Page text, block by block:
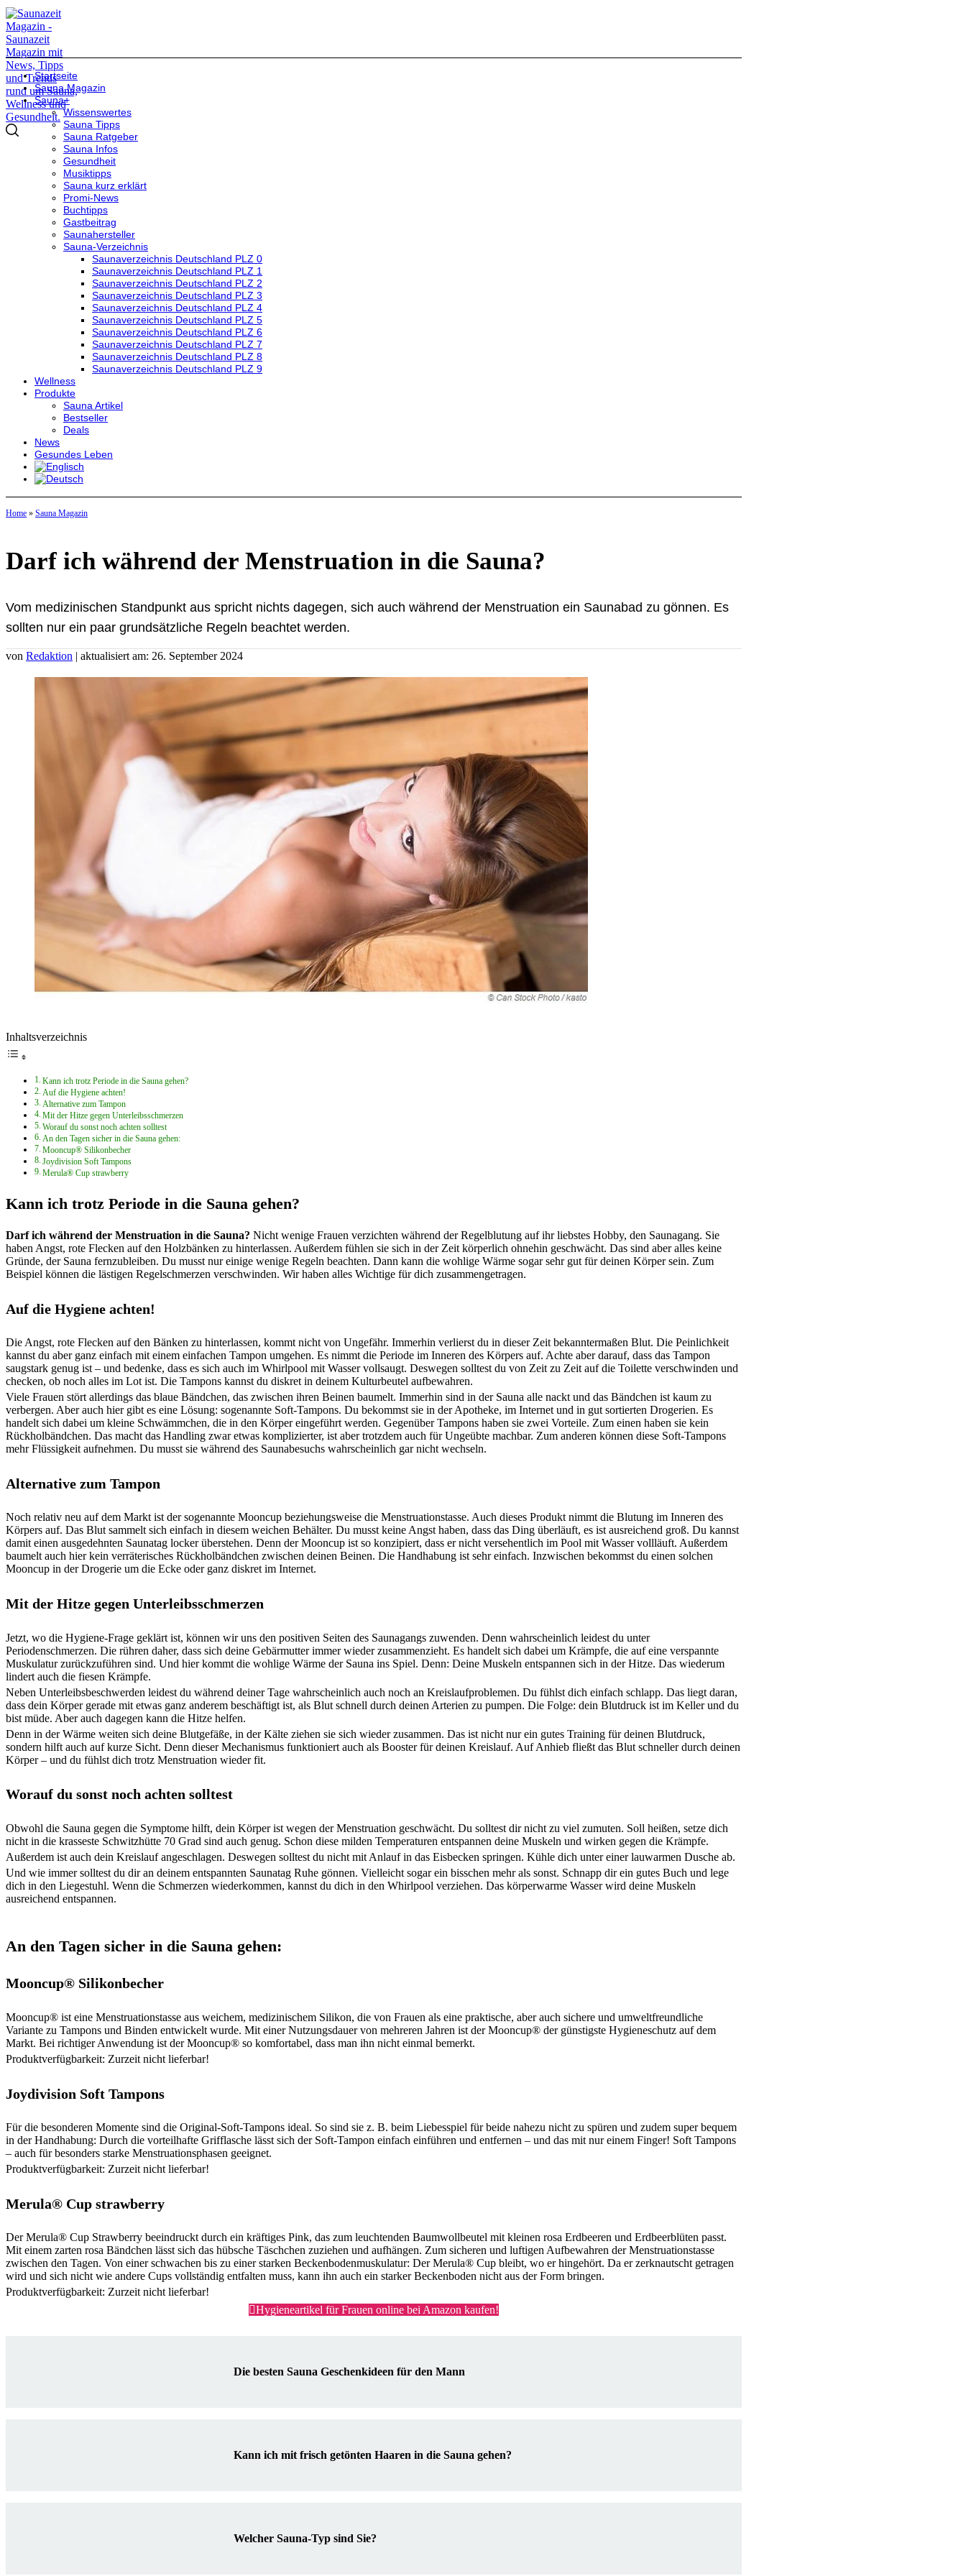
Startseite
Sauna Magazin
Sauna+
Wissenswertes
Sauna Tipps
Sauna Ratgeber
Sauna Infos
Gesundheit
Musiktipps
Sauna kurz erklärt
Promi-News
Buchtipps
Gastbeitrag
Saunahersteller
Sauna-Verzeichnis
Saunaverzeichnis Deutschland PLZ 0
Saunaverzeichnis Deutschland PLZ 1
Saunaverzeichnis Deutschland PLZ 2
Saunaverzeichnis Deutschland PLZ 3
Saunaverzeichnis Deutschland PLZ 4
Saunaverzeichnis Deutschland PLZ 5
Saunaverzeichnis Deutschland PLZ 6
Saunaverzeichnis Deutschland PLZ 7
Saunaverzeichnis Deutschland PLZ 8
Saunaverzeichnis Deutschland PLZ 9
Wellness
Produkte
Sauna Artikel
Bestseller
Deals
News
Gesundes Leben
Home » Sauna Magazin
Darf ich während der Menstruation in die Sauna?
Vom medizinischen Standpunkt aus spricht nichts dagegen, sich auch während der Menstruation ein Saunabad zu gönnen. Es
sollten nur ein paar grundsätzliche Regeln beachtet werden.
von Redaktion | aktualisiert am: 26. September 2024
Inhaltsverzeichnis
Kann ich trotz Periode in die Sauna gehen?
Auf die Hygiene achten!
Alternative zum Tampon
Mit der Hitze gegen Unterleibsschmerzen
Worauf du sonst noch achten solltest
An den Tagen sicher in die Sauna gehen:
Mooncup® Silikonbecher
Joydivision Soft Tampons
Merula® Cup strawberry
Kann ich trotz Periode in die Sauna gehen?
Darf ich während der Menstruation in die Sauna? Nicht wenige Frauen verzichten während der Regelblutung auf ihr liebstes Hobby, den Saunagang. Sie
haben Angst, rote Flecken auf den Holzbänken zu hinterlassen. Außerdem fühlen sie sich in der Zeit körperlich ohnehin geschwächt. Das sind aber alles keine
Gründe, der Sauna fernzubleiben. Du musst nur einige wenige Regeln beachten. Dann kann die wohlige Wärme sogar sehr gut für deinen Körper sein. Zum
Beispiel können die lästigen Regelschmerzen verschwinden. Wir haben alles Wichtige für dich zusammengetragen.
Auf die Hygiene achten!
Die Angst, rote Flecken auf den Bänken zu hinterlassen, kommt nicht von Ungefähr. Immerhin verlierst du in dieser Zeit bekanntermaßen Blut. Die Peinlichkeit
kannst du aber ganz einfach mit einem einfachen Tampon umgehen. Es nimmt die Periode im Inneren des Körpers auf. Achte aber darauf, dass das Tampon
saugstark genug ist – und bedenke, dass es sich auch im Whirlpool mit Wasser vollsaugt. Deswegen solltest du von Zeit zu Zeit auf die Toilette verschwinden und
checken, ob noch alles im Lot ist. Die Tampons kannst du diskret in deinem Kulturbeutel aufbewahren.
Viele Frauen stört allerdings das blaue Bändchen, das zwischen ihren Beinen baumelt. Immerhin sind in der Sauna alle nackt und das Bändchen ist kaum zu
verbergen. Aber auch hier gibt es eine Lösung: sogenannte Soft-Tampons. Du bekommst sie in der Apotheke, im Internet und in gut sortierten Drogerien. Es
handelt sich dabei um kleine Schwämmchen, die in den Körper eingeführt werden. Gegenüber Tampons haben sie zwei Vorteile. Zum einen haben sie kein
Rückholbändchen. Das macht das Handling zwar etwas komplizierter, ist aber trotzdem auch für Ungeübte machbar. Zum anderen können diese Soft-Tampons
mehr Flüssigkeit aufnehmen. Du musst sie während des Saunabesuchs wahrscheinlich gar nicht wechseln.
Alternative zum Tampon
Noch relativ neu auf dem Markt ist der sogenannte Mooncup beziehungsweise die Menstruationstasse. Auch dieses Produkt nimmt die Blutung im Inneren des
Körpers auf. Das Blut sammelt sich einfach in diesem weichen Behälter. Du musst keine Angst haben, dass das Ding überläuft, es ist ausreichend groß. Du kannst
damit einen ausgedehnten Saunatag locker überstehen. Denn der Mooncup ist so konzipiert, dass er nicht versehentlich im Pool mit Wasser vollläuft. Außerdem
baumelt auch hier kein verräterisches Rückholbändchen zwischen deinen Beinen. Die Handhabung ist sehr einfach. Inzwischen bekommst du einen solchen
Mooncup in der Drogerie um die Ecke oder ganz diskret im Internet.
Mit der Hitze gegen Unterleibsschmerzen
Jetzt, wo die Hygiene-Frage geklärt ist, können wir uns den positiven Seiten des Saunagangs zuwenden. Denn wahrscheinlich leidest du unter
Periodenschmerzen. Die rühren daher, dass sich deine Gebärmutter immer wieder zusammenzieht. Es handelt sich dabei um Krämpfe, die auf eine verspannte
Muskulatur zurückzuführen sind. Und hier kommt die wohlige Wärme der Sauna ins Spiel. Denn: Deine Muskeln entspannen sich in der Hitze. Das wiederum
lindert auch die fiesen Krämpfe.
Neben Unterleibsbeschwerden leidest du während deiner Tage wahrscheinlich auch noch an Kreislaufproblemen. Du fühlst dich einfach schlapp. Das liegt daran,
dass dein Körper gerade mit etwas ganz anderem beschäftigt ist, als Blut schnell durch deinen Arterien zu pumpen. Die Folge: dein Blutdruck ist im Keller und du
bist müde. Aber auch dagegen kann die Hitze helfen.
Denn in der Wärme weiten sich deine Blutgefäße, in der Kälte ziehen sie sich wieder zusammen. Das ist nicht nur ein gutes Training für deinen Blutdruck,
sondern hilft auch auf kurze Sicht. Denn dieser Mechanismus funktioniert auch als Booster für deinen Kreislauf. Auf Anhieb fließt das Blut schneller durch deinen
Körper – und du fühlst dich trotz Menstruation wieder fit.
Worauf du sonst noch achten solltest
Obwohl die Sauna gegen die Symptome hilft, dein Körper ist wegen der Menstruation geschwächt. Du solltest dir nicht zu viel zumuten. Soll heißen, setze dich
nicht in die krasseste Schwitzhütte 70 Grad sind auch genug. Schon diese milden Temperaturen entspannen deine Muskeln und wirken gegen die Krämpfe.
Außerdem ist auch dein Kreislauf angeschlagen. Deswegen solltest du nicht mit Anlauf in das Eisbecken springen. Kühle dich unter einer lauwarmen Dusche ab.
Und wie immer solltest du dir an deinem entspannten Saunatag Ruhe gönnen. Vielleicht sogar ein bisschen mehr als sonst. Schnapp dir ein gutes Buch und lege
dich in den Liegestuhl. Wenn die Schmerzen wiederkommen, kannst du dich in den Whirlpool verziehen. Das körperwarme Wasser wird deine Muskeln
ausreichend entspannen.
An den Tagen sicher in die Sauna gehen:
Mooncup® Silikonbecher
Mooncup® ist eine Menstruationstasse aus weichem, medizinischem Silikon, die von Frauen als eine praktische, aber auch sichere und umweltfreundliche
Variante zu Tampons und Binden entwickelt wurde. Mit einer Nutzungsdauer von mehreren Jahren ist der Mooncup® der günstigste Hygieneschutz auf dem
Markt. Bei richtiger Anwendung ist der Mooncup® so komfortabel, dass man ihn nicht einmal bemerkt.
Produktverfügbarkeit: Zurzeit nicht lieferbar!
Joydivision Soft Tampons
Für die besonderen Momente sind die Original-Soft-Tampons ideal. So sind sie z. B. beim Liebesspiel für beide nahezu nicht zu spüren und zudem super bequem
in der Handhabung: Durch die vorteilhafte Grifflasche lässt sich der Soft-Tampon einfach einführen und entfernen – und das mit nur einem Finger! Soft Tampons
– auch für besonders starke Menstruationsphasen geeignet.
Produktverfügbarkeit: Zurzeit nicht lieferbar!
Merula® Cup strawberry
Der Merula® Cup Strawberry beeindruckt durch ein kräftiges Pink, das zum leuchtenden Baumwollbeutel mit kleinen rosa Erdbeeren und Erdbeerblüten passt.
Mit einem zarten rosa Bändchen lässt sich das hübsche Täschchen zuziehen und aufhängen. Zum sicheren und luftigen Aufbewahren der Menstruationstasse
zwischen den Tagen. Von einer schwachen bis zu einer starken Beckenbodenmuskulatur: Der Merula® Cup bleibt, wo er hingehört. Da er zerknautscht getragen
wird und sich nicht wie andere Cups vollständig entfalten muss, kann ihn auch ein starker Beckenboden nicht aus der Form bringen.
Produktverfügbarkeit: Zurzeit nicht lieferbar!
Hygieneartikel für Frauen online bei Amazon kaufen!
Die besten Sauna Geschenkideen für den Mann
Kann ich mit frisch getönten Haaren in die Sauna gehen?
Welcher Sauna-Typ sind Sie?